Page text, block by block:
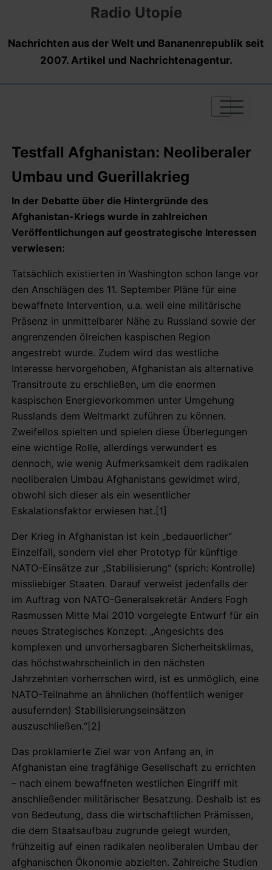
Radio Utopie
Nachrichten aus der Welt und Bananenrepublik seit
2007. Artikel und Nachrichtenagentur.
|
|
|
Testfall Afghanistan: Neoliberaler
Umbau und Guerillakrieg
In der Debatte über die Hintergründe des
Afghanistan-Kriegs wurde in zahlreichen
Veröffentlichungen auf geostrategische Interessen
verwiesen:
Tatsächlich existierten in Washington schon lange vor
den Anschlägen des 11. September Pläne für eine
bewaffnete Intervention, u.a. weil eine militärische
Präsenz in unmittelbarer Nähe zu Russland sowie der
angrenzenden ölreichen kaspischen Region
angestrebt wurde. Zudem wird das westliche
Interesse hervorgehoben, Afghanistan als alternative
Transitroute zu erschließen, um die enormen
kaspischen Energievorkommen unter Umgehung
Russlands dem Weltmarkt zuführen zu können.
Zweifellos spielten und spielen diese Überlegungen
eine wichtige Rolle, allerdings verwundert es
dennoch, wie wenig Aufmerksamkeit dem radikalen
neoliberalen Umbau Afghanistans gewidmet wird,
obwohl sich dieser als ein wesentlicher
Eskalationsfaktor erwiesen hat.[1]
Der Krieg in Afghanistan ist kein „bedauerlicher“
Einzelfall, sondern viel eher Prototyp für künftige
NATO-Einsätze zur „Stabilisierung“ (sprich: Kontrolle)
missliebiger Staaten. Darauf verweist jedenfalls der
im Auftrag von NATO-Generalsekretär Anders Fogh
Rasmussen Mitte Mai 2010 vorgelegte Entwurf für ein
neues Strategisches Konzept: „Angesichts des
komplexen und unvorhersagbaren Sicherheitsklimas,
das höchstwahrscheinlich in den nächsten
Jahrzehnten vorherrschen wird, ist es unmöglich, eine
NATO-Teilnahme an ähnlichen (hoffentlich weniger
ausufernden) Stabilisierungseinsätzen
auszuschließen.“[2]
Das proklamierte Ziel war von Anfang an, in
Afghanistan eine tragfähige Gesellschaft zu errichten
– nach einem bewaffneten westlichen Eingriff mit
anschließender militärischer Besatzung. Deshalb ist es
von Bedeutung, dass die wirtschaftlichen Prämissen,
die dem Staatsaufbau zugrunde gelegt wurden,
frühzeitig auf einen radikalen neoliberalen Umbau der
afghanischen Ökonomie abzielten. Zahlreiche Studien